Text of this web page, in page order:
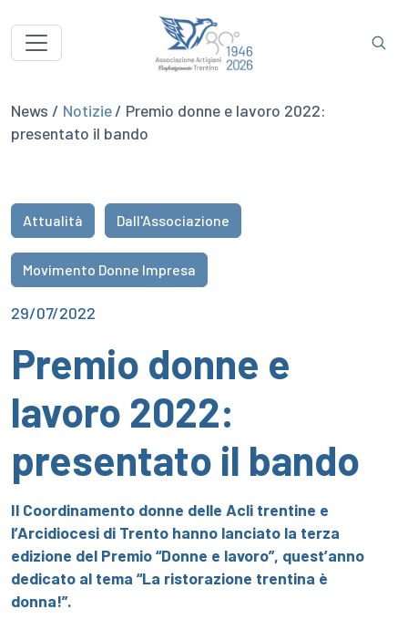
News / Notizie/ Premio donne e lavoro 2022:
presentato il bando
Attualità Dall'Associazione
Movimento Donne Impresa
29/07/2022
Premio donne e
lavoro 2022:
presentato il bando
Il Coordinamento donne delle Acli trentine e
l’Arcidiocesi di Trento hanno lanciato la terza
edizione del Premio “Donne e lavoro”, quest’anno
dedicato al tema “La ristorazione trentina è
donna!”.